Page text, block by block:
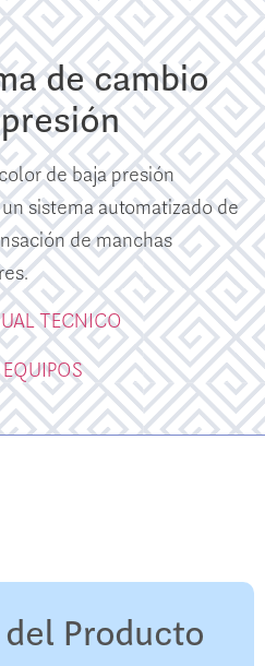
de cambio
de baja presión
sistema automatizado de
de manchas
TECNICO
Producto